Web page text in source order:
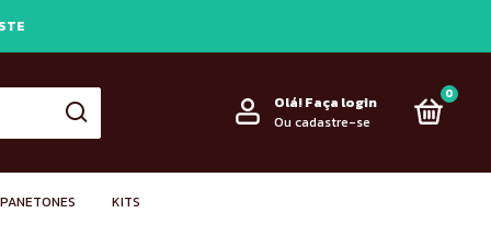
Olá!Faça login
Ou cadastre-se
0
PANETONES KITS